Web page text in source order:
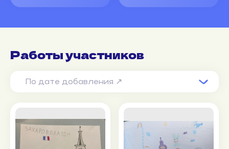
Работы участников
По дате добавления ↗